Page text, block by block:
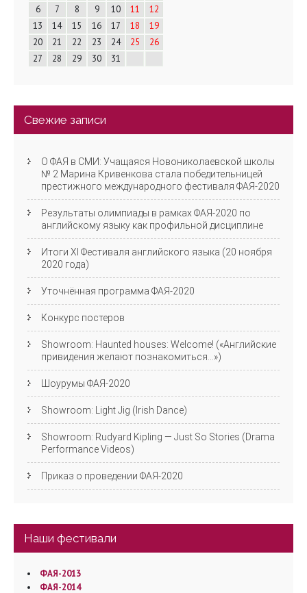
6
7 8 9 10 11
12
13
14 15 16 17 18
19
20
21 22 23 24 25
26
27
28 29 30 31
Свежие записи
О ФАЯ в СМИ: Учащаяся Новониколаевской школы
№ 2 Марина Кривенкова стала победительницей
престижного международного фестиваля ФАЯ-2020
Результаты олимпиады в рамках ФАЯ-2020 по
английскому языку как профильной дисциплине
Итоги XI Фестиваля английского языка (20 ноября
2020 года)
Уточнённая программа ФАЯ-2020
Конкурс постеров
Showroom: Haunted houses: Welcome! («Английские
привидения желают познакомиться…»)
Шоурумы ФАЯ-2020
Showroom: Light Jig (Irish Dance)
Showroom: Rudyard Kipling — Just So Stories (Drama
Performance Videos)
Приказ о проведении ФАЯ-2020
Наши фестивали
ФАЯ-2013
ФАЯ-2014